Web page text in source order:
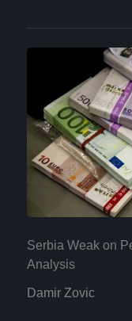
Serbia Weak on
Analysis
Damir Zovic